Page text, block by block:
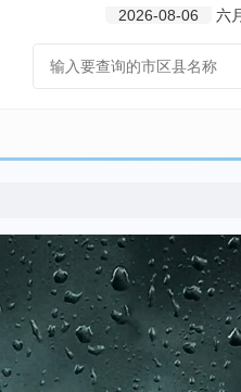
2026-08-06 六